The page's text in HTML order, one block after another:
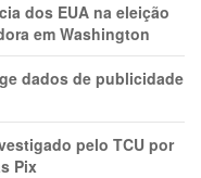
dos EUA na eleição
em Washington
dados de publicidade
pelo TCU por
Pix